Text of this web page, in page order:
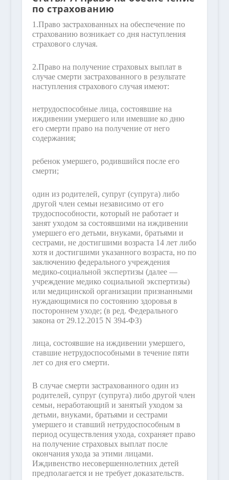
по страхованию
1.Право застрахованных на обеспечение по
страхованию возникает со дня наступления
страхового случая.
2.Право на получение страховых выплат в
случае смерти застрахованного в результате
наступления страхового случая имеют:
нетрудоспособные лица, состоявшие на
иждивении умершего или имевшие ко дню
его смерти право на получение от него
содержания;
ребенок умершего, родившийся после его
смерти;
один из родителей, супруг (супруга) либо
другой член семьи независимо от его
трудоспособности, который не работает и
занят уходом за состоявшими на иждивении
умершего его детьми, внуками, братьями и
сестрами, не достигшими возраста 14 лет либо
хотя и достигшими указанного возраста, но по
заключению федерального учреждения
медико-социальной экспертизы (далее —
учреждение медико социальной экспертизы)
или медицинской организации признанными
нуждающимися по состоянию здоровья в
постороннем уходе; (в ред. Федерального
закона от 29.12.2015 N 394-ФЗ)
лица, состоявшие на иждивении умершего,
ставшие нетрудоспособными в течение пяти
лет со дня его смерти.
В случае смерти застрахованного один из
родителей, супруг (супруга) либо другой член
семьи, неработающий и занятый уходом за
детьми, внуками, братьями и сестрами
умершего и ставший нетрудоспособным в
период осуществления ухода, сохраняет право
на получение страховых выплат после
окончания ухода за этими лицами.
Иждивенство несовершеннолетних детей
предполагается и не требует доказательств.